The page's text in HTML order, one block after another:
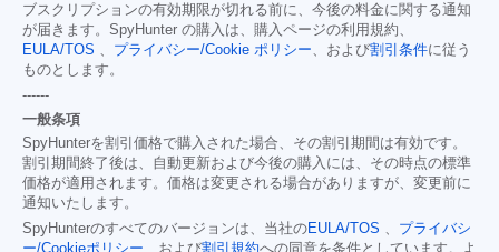
ブスクリプションの有効期限が切れる前に、今後の料金に関する通知
が届きます。SpyHunter の購入は、購入ページの利用規約、
EULA/TOS 、 プライバシー/Cookie ポリシー、および割引条件に従う
ものとします。
------
一般条項
SpyHunterを割引価格で購入された場合、その割引期間は有効です。
割引期間終了後は、自動更新および今後の購入には、その時点の標準
価格が適用されます。価格は変更される場合がありますが、変更前に
通知いたします。
SpyHunterのすべてのバージョンは、当社のEULA/TOS 、 プライバシ
ー/Cookieポリシー、および割引規約への同意を条件としています。よ